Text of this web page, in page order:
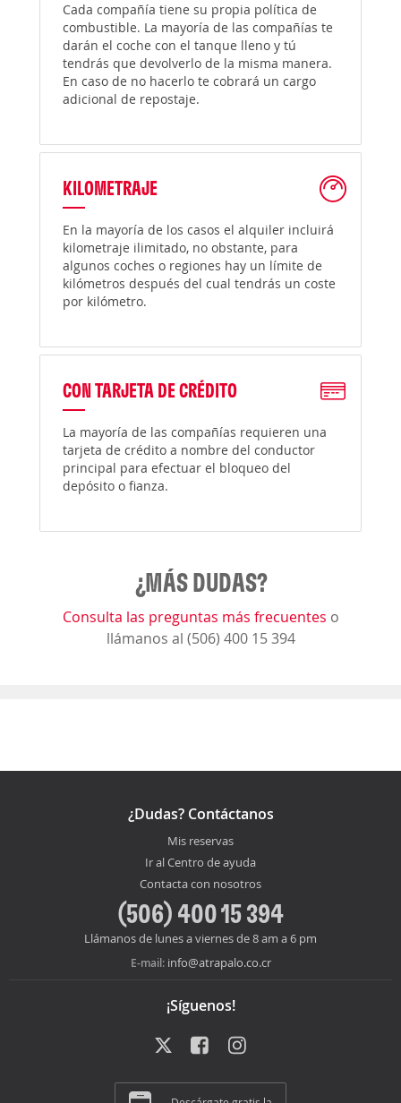
Cada compañía tiene su propia política de
combustible. La mayoría de las compañías te
darán el coche con el tanque lleno y tú
tendrás que devolverlo de la misma manera.
En caso de no hacerlo te cobrará un cargo
adicional de repostaje.
KILOMETRAJE
En la mayoría de los casos el alquiler incluirá
kilometraje ilimitado, no obstante, para
algunos coches o regiones hay un límite de
kilómetros después del cual tendrás un coste
por kilómetro.
CON TARJETA DE CRÉDITO
La mayoría de las compañías requieren una
tarjeta de crédito a nombre del conductor
principal para efectuar el bloqueo del
depósito o fianza.
¿MÁS DUDAS?
Consulta las preguntas más frecuentes o
llámanos al (506) 400 15 394
¿Dudas? Contáctanos
Mis reservas
Ir al Centro de ayuda
Contacta con nosotros
(506) 400 15 394
Llámanos de lunes a viernes de 8 am a 6 pm
E-mail: info@atrapalo.co.cr
¡Síguenos!